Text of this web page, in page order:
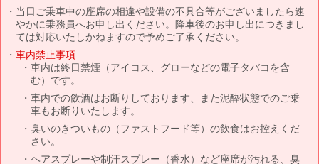
当日ご乗車中の座席の相違や設備の不具合等がございましたら速
やかに乗務員へお申し出ください。降車後のお申し出につきまし
ては対応いたしかねますので予めご了承ください。
車内禁止事項
車内は終日禁煙（アイコス、グローなどの電子タバコを含
む）です。
車内での飲酒はお断りしております、また泥酔状態でのご乗
車もお断りいたします。
臭いのきついもの（ファストフード等）の飲食はお控えくだ
さい。
ヘアスプレーや制汗スプレー（香水）など座席が汚れる、臭